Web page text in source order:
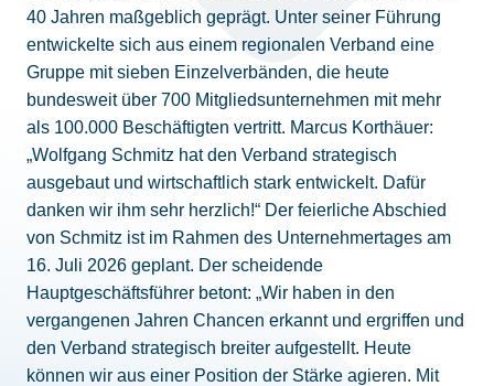
40 Jahren maßgeblich geprägt. Unter seiner Führung
entwickelte sich aus einem regionalen Verband eine
Gruppe mit sieben Einzelverbänden, die heute
bundesweit über 700 Mitgliedsunternehmen mit mehr
als 100.000 Beschäftigten vertritt. Marcus Korthäuer:
„Wolfgang Schmitz hat den Verband strategisch
ausgebaut und wirtschaftlich stark entwickelt. Dafür
danken wir ihm sehr herzlich!“ Der feierliche Abschied
von Schmitz ist im Rahmen des Unternehmertages am
16. Juli 2026 geplant. Der scheidende
Hauptgeschäftsführer betont: „Wir haben in den
vergangenen Jahren Chancen erkannt und ergriffen und
den Verband strategisch breiter aufgestellt. Heute
können wir aus einer Position der Stärke agieren. Mit